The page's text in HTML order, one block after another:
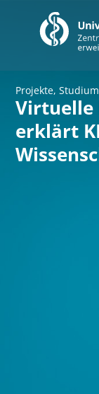
Projekte,
Virtuelle
erklärt